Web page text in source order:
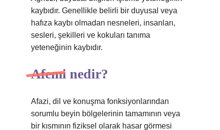
kaybıdır. Genellikle belirli bir duyusal veya
hafıza kaybı olmadan nesneleri, insanları,
sesleri, şekilleri ve kokuları tanıma
yeteneğinin kaybıdır.
Afemi nedir?
Afazi, dil ve konuşma fonksiyonlarından
sorumlu beyin bölgelerinin tamamının veya
bir kısmının fiziksel olarak hasar görmesi